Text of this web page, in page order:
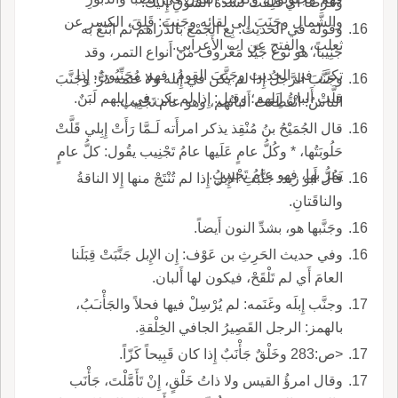
والشَّمالِ وجَنَبَ إِلى لِقائِه وجَنِبَ: قَلِقَ، الكسر عن
ثعلب، والفتح عن اب الأَعرابي.
وقوله في الحديث: بِع الجَمْعَ بالدَّراهم ثم ابْتَعْ به
جَنِيباً، هو نوع جَيِّد مَعْروف من أَنواع التمر، وقد
تكرَّر في الحديث وجَنَّبَ القومُ، فهم مُجَنِّبُونَ، إِذا
قلَّتْ أَلبانُ إِبلهم؛ وقيل: إِذا لم يكن في إِبلهم لَبَنٌ.
وجَنَّبَ الرَّجلُ إِذا لم يكن في إِبله ولا غنمه دَرٌّ: وجَنَّبَ
الناسُ: انْقَطَعَتْ أَلبانُهم، وهو عام تَجْنِيب.
قال الجُمَيْحُ بنُ مُنْقِذ يذكر امرأَته لَـمَّا رَأَتْ إِبِلي قَلَّتْ
حَلُوبَتُها، * وكُلُّ عامٍ عَلَيها عامُ تَجْنِيب يقُول: كلُّ عامٍ
يَمُرُّ بها، فهو عامُ تَجْنِيبٍ.
قال أَبو زيد: جَنَّبَتِ الإِبلُ إِذا لم تُنْتَجْ منها إِلا الناقةُ
والناقَتانِ.
وجَنَّبها هو، بشدِّ النون أَيضاً.
وفي حديث الحَرِثِ بن عَوْف: إِن الإِبل جَنَّبَتْ قِبَلَنا
العامَ أَي لم تَلْقَحْ، فيكون لها أَلبان.
وجنَّب إِبلَه وغَنَمه: لم يُرْسِلْ فيها فحلاً والجَأْنـَبُ،
بالهمز: الرجل القَصِيرُ الجافي الخِلْقةِ.
<ص:283 وخَلْقٌ جَأْنَبٌ إِذا كان قَبِيحاً كَزّاً.
وقال امرؤُ القيس ولا ذاتُ خَلْقٍ، إِنْ تَأَمَّلْتَ، جَأْنَب